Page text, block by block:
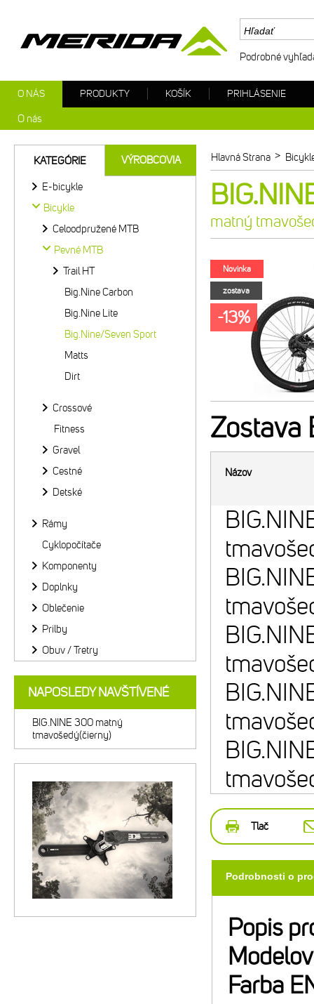
Hlavná Strana >
matný
Novinka
zostava
-13%
Zostava
Názov
Tlač
Podrobnosti o
Popis
Farba
KATEGÓRIE VÝROBCOVIA
E-bicykle
Bicykle
Celoodpružené MTB
Pevné MTB
Trail HT
Big.Nine Carbon
Big.Nine Lite
Big.Nine/Seven Sport
Matts
Dirt
Crossové
Fitness
Gravel
Cestné
Detské
Rámy
Cyklopočítače
Komponenty
Doplnky
Oblečenie
Prilby
Obuv / Tretry
NAPOSLEDY NAVŠTÍVENÉ
BIG.NINE 300 matný
tmavošedý(čierny)
Podrobné
O NÁS
O nás
PRODUKTY KOŠÍK PRIHLÁSENIE